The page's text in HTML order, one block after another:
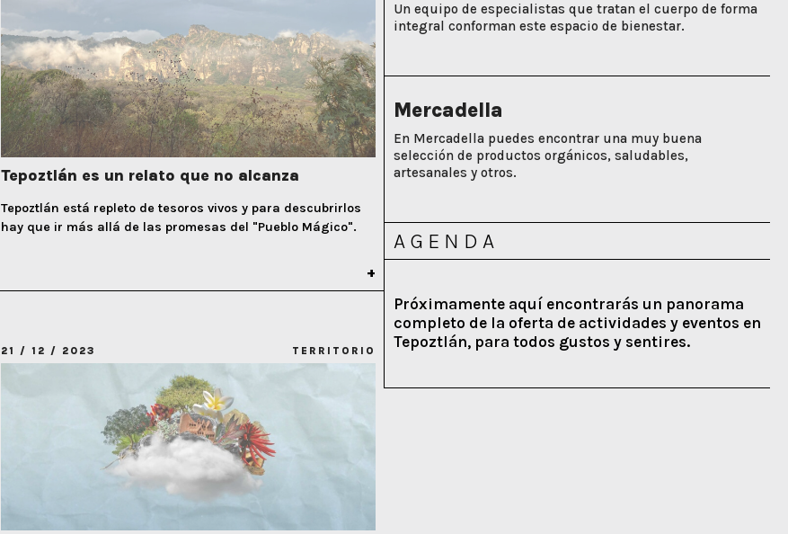
Tepoztlán es un relato que no alcanza
Tepoztlán está repleto de tesoros vivos y para descubrirlos
hay que ir más allá de las promesas del "Pueblo Mágico".
21 / 12 / 2023 TERRITORIO
Un equipo de especialistas que tratan el cuerpo de forma
integral conforman este espacio de bienestar.
Mercadella
En Mercadella puedes encontrar una muy buena
selección de productos orgánicos, saludables,
artesanales y otros.
AGENDA
Próximamente aquí encontrarás un panorama
completo de la oferta de actividades y eventos en
Tepoztlán, para todos gustos y sentires.